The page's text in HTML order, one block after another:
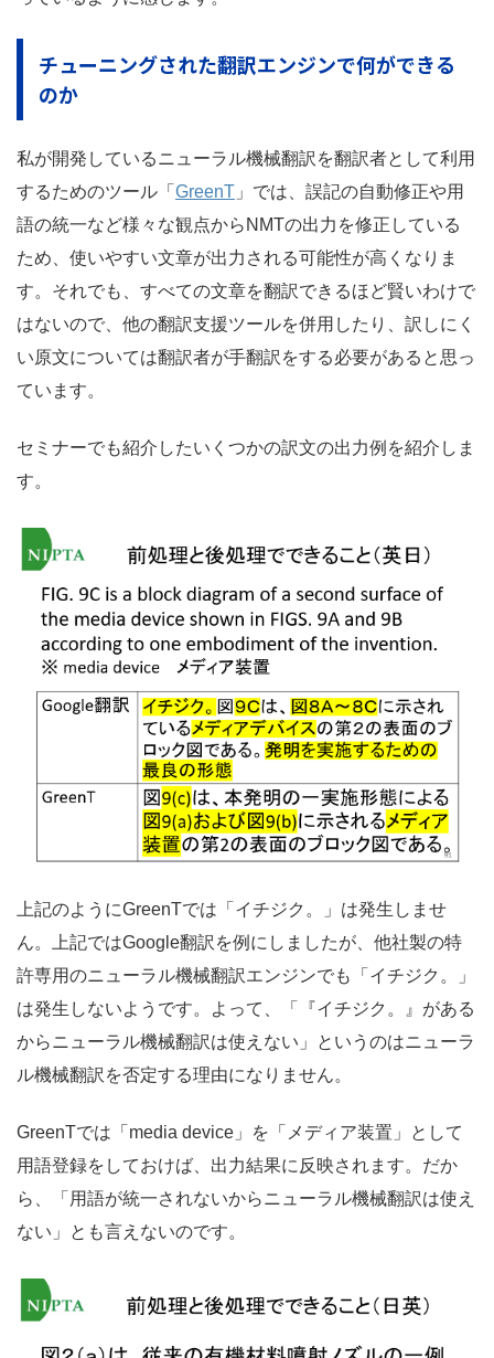
チューニングされた翻訳エンジンで何ができる
のか
私が開発しているニューラル機械翻訳を翻訳者として利用
するためのツール「 GreenT 」では、誤記の自動修正や用
語の統一など様々な観点からNMTの出力を修正している
ため、使いやすい文章が出力される可能性が高くなりま
す。それでも、すべての文章を翻訳できるほど賢いわけで
はないので、他の翻訳支援ツールを併用したり、訳しにく
い原文については翻訳者が手翻訳をする必要があると思っ
ています。
セミナーでも紹介したいくつかの訳文の出力例を紹介しま
す。
上記のようにGreenTでは「イチジク。」は発生しませ
ん。上記ではGoogle翻訳を例にしましたが、他社製の特
許専用のニューラル機械翻訳エンジンでも「イチジク。」
は発生しないようです。よって、「『イチジク。』がある
からニューラル機械翻訳は使えない」というのはニューラ
ル機械翻訳を否定する理由になりません。
GreenTでは「media device」を「メディア装置」として
用語登録をしておけば、出力結果に反映されます。だか
ら、「用語が統一されないからニューラル機械翻訳は使え
ない」とも言えないのです。